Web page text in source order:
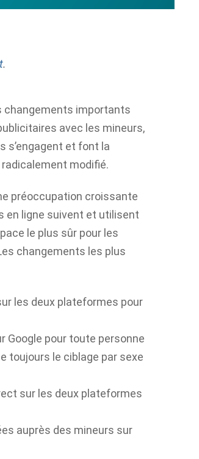
.
changements importants
avec les mineurs,
s’engagent et font la
modifié.
préoccupation croissante
en ligne suivent et utilisent
le plus sûr pour les
changements les plus
les deux plateformes pour
Google pour toute personne
toujours le ciblage par sexe
sur les deux plateformes
auprès des mineurs sur